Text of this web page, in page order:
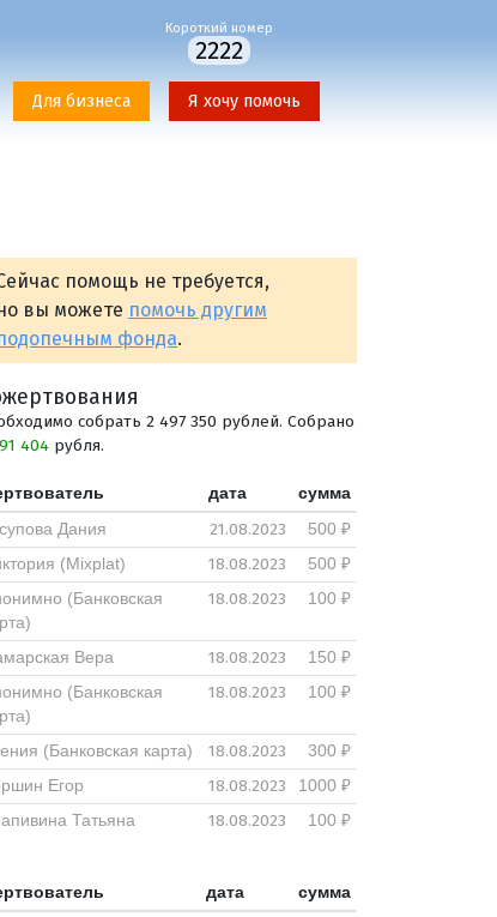
Короткий номер
2222
Для бизнеса Я хочу помочь
помощь не требуется,
вы можете помочь другим
фонда.
собрать 2 497 350 рублей. Собрано
404 рубля.
дата
сумма
Дания
21.08.2023
500 ₽
(Mixplat)
18.08.2023
500 ₽
(Банковская
18.08.2023 100 ₽
Вера 18.08.2023
150 ₽
(Банковская
18.08.2023 100 ₽
(Банковская карта) 18.08.2023
300 ₽
Егор
18.08.2023
1000 ₽
Татьяна
18.08.2023 100 ₽
дата
сумма